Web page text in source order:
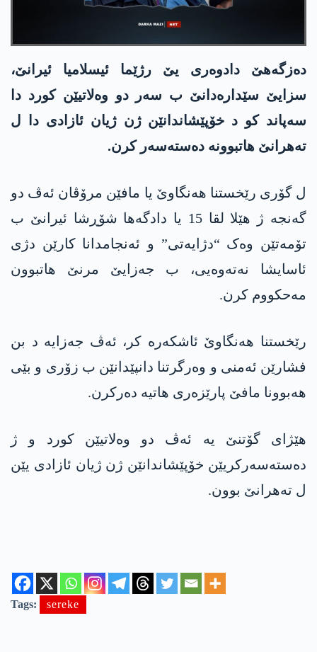
دەزگەهێ دادوەری یێ رژێما ئیسلامیا ئیرانێ،
سزایێ سێدارەدانێ ب سەر دو وەلاتیێن کورد دا
سەپاند کو د خۆپێشاندانێن ژن ژیان ئازادی دا ل
ته‌هرانێ هاتبوونە دەستەسەر کرن.
ل گۆری رێخستنا هه‌نگاوێ یا مافێن مرۆڤان ئەڤ دو
گەنجە ژ هێلا لقا 15 یا دادگەها شۆڕشا ئیرانێ ب
تۆمەتێن وەک “دژایه‌تی” و ئەنجامدانا کارێن دژی
ئاسایشا نەتەوەیی، ب جه‌زایێ مرنێ هاتبوون
مه‌حكووم كرن.
رێخستنا هه‌نگاوێ ئاشكه‌ره‌ كر، ئەڤ جه‌زایه‌ د بن
فشارێن ئەمنی و وەرگرتنا دانپێدانێن ب زۆری و بێی
هەبوونا مافێ پارێزەری هاتیە دەرکرن.
هێژای گۆتنێ یه‌ ئه‌ڤ دو وەلاتیێن کورد و ژ
دەستەسەرکریێن خۆپێشاندانێن ژن ژیان ئازادی یێن
ل ته‌هرانێ بوون.
Tags: sereke